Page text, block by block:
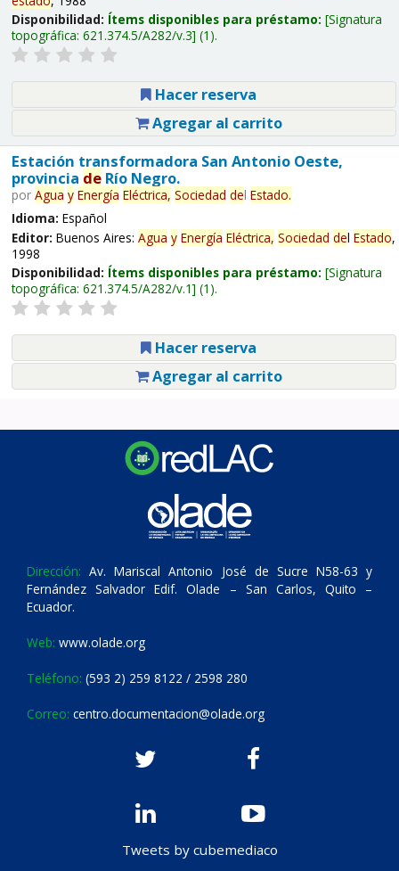
Disponibilidad: Ítems disponibles para préstamo: Signatura
topográfica: 621.374.5/A282/v.3 (1).
Hacer reserva
Agregar al carrito
Estación transformadora San Antonio Oeste,
provincia deRío Negro.
por Agua y Energía Eléctrica, Sociedad del Estado.
Idioma: Español
Editor: Buenos Aires: Agua y Energía Eléctrica, Sociedad del Estado,
1998
Disponibilidad: Ítems disponibles para préstamo: Signatura
topográfica: 621.374.5/A282/v.1 (1).
Hacer reserva
Agregar al carrito
Dirección: Av. Mariscal Antonio José de Sucre N58-63 y
Fernández Salvador Edif. Olade – San Carlos, Quito –
Ecuador.
Web: www.olade.org
Teléfono: (593 2) 259 8122 / 2598 280
Correo: centro.documentacion@olade.org
Tweets by cubemediaco